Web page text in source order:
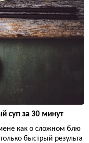
суп за 30 минут
как о сложном блю
быстрый результа